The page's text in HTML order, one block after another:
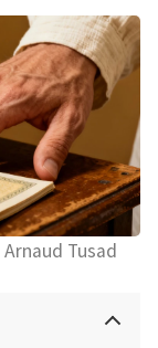
Arnaud Tusad